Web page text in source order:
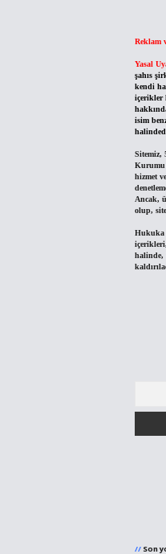
Reklam
Yasal
şahıs
kendi
içerikler
isim
Sitemiz,
Kurumu
hizmet
Ancak,
olup,
Hukuka
içerikleri,
halinde,
Son